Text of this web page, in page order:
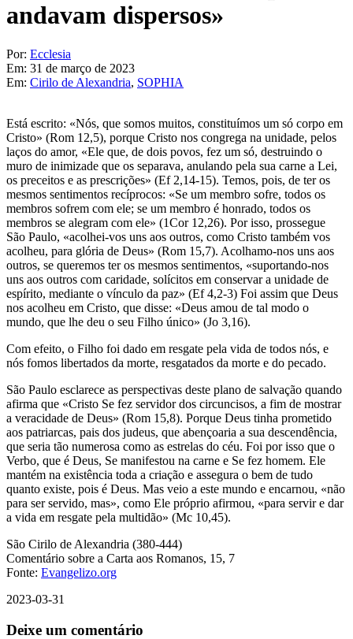
andavam dispersos»
Por: Ecclesia
Em: 31 de março de 2023
Em: Cirilo de Alexandria, SOPHIA
Está escrito: «Nós, que somos muitos, constituímos um só corpo em
Cristo» (Rom 12,5), porque Cristo nos congrega na unidade, pelos
laços do amor, «Ele que, de dois povos, fez um só, destruindo o
muro de inimizade que os separava, anulando pela sua carne a Lei,
os preceitos e as prescrições» (Ef 2,14-15). Temos, pois, de ter os
mesmos sentimentos recíprocos: «Se um membro sofre, todos os
membros sofrem com ele; se um membro é honrado, todos os
membros se alegram com ele» (1Cor 12,26). Por isso, prossegue
São Paulo, «acolhei-vos uns aos outros, como Cristo também vos
acolheu, para glória de Deus» (Rom 15,7). Acolhamo-nos uns aos
outros, se queremos ter os mesmos sentimentos, «suportando-nos
uns aos outros com caridade, solícitos em conservar a unidade de
espírito, mediante o vínculo da paz» (Ef 4,2-3) Foi assim que Deus
nos acolheu em Cristo, que disse: «Deus amou de tal modo o
mundo, que lhe deu o seu Filho único» (Jo 3,16).
Com efeito, o Filho foi dado em resgate pela vida de todos nós, e
nós fomos libertados da morte, resgatados da morte e do pecado.
São Paulo esclarece as perspectivas deste plano de salvação quando
afirma que «Cristo Se fez servidor dos circuncisos, a fim de mostrar
a veracidade de Deus» (Rom 15,8). Porque Deus tinha prometido
aos patriarcas, pais dos judeus, que abençoaria a sua descendência,
que seria tão numerosa como as estrelas do céu. Foi por isso que o
Verbo, que é Deus, Se manifestou na carne e Se fez homem. Ele
mantém na existência toda a criação e assegura o bem de tudo
quanto existe, pois é Deus. Mas veio a este mundo e encarnou, «não
para ser servido, mas», como Ele próprio afirmou, «para servir e dar
a vida em resgate pela multidão» (Mc 10,45).
São Cirilo de Alexandria (380-444)
Comentário sobre a Carta aos Romanos, 15, 7
Fonte: Evangelizo.org
2023-03-31
Deixe um comentário